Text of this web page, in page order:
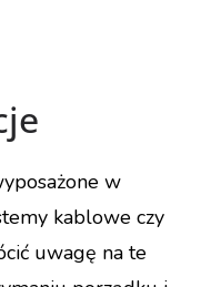
w
kablowe czy
uwagę na te